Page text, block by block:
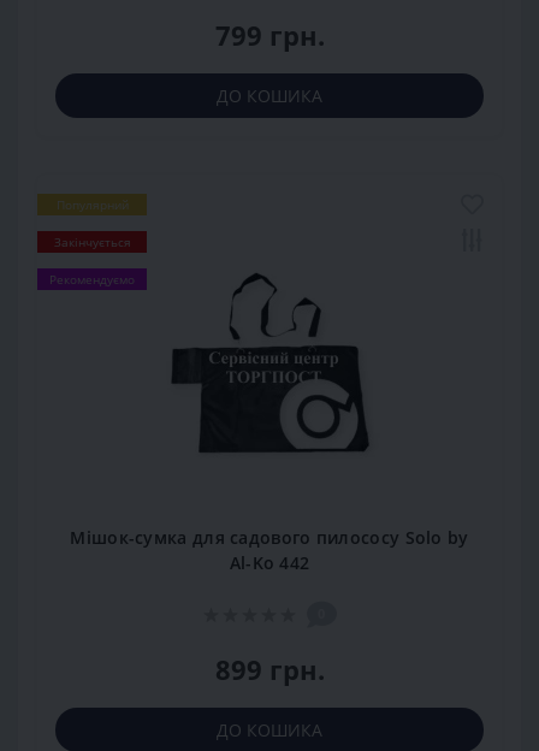
799 грн.
ДО КОШИКА
Популярний
Закінчується
Рекомендуємо
Мішок-сумка для садового пилососу Solo by
Al-Ko 442
899 грн.
ДО КОШИКА